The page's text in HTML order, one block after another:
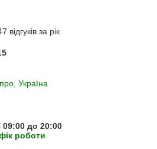
за рік
Україна
09:00 до 20:00
роботи